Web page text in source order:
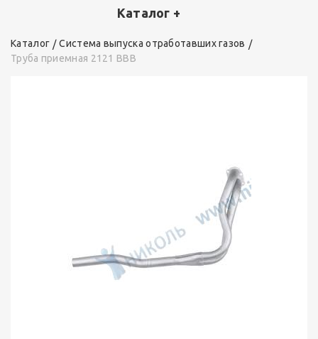
Каталог +
Каталог
Система выпуска отработавших газов
Труба приемная 2121 ВВВ